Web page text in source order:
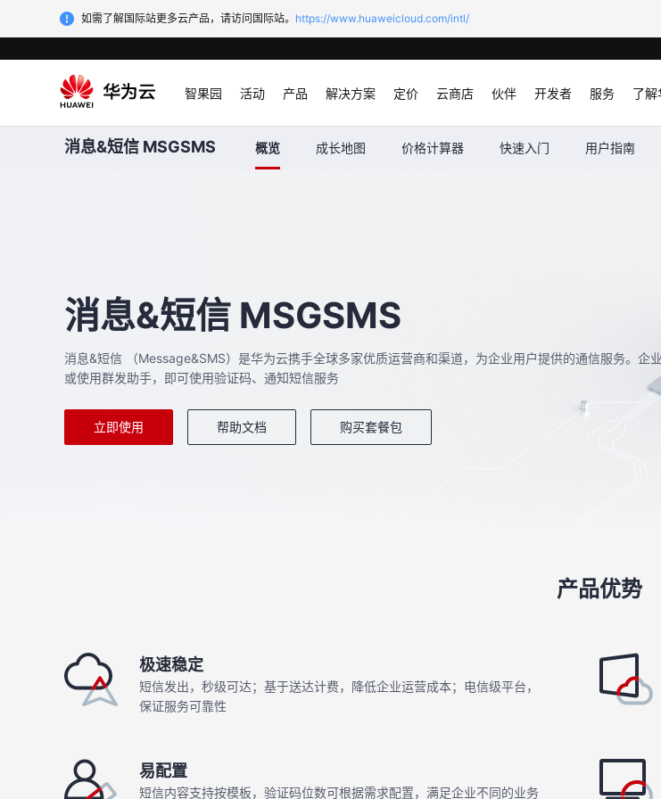
如需了解国际站更多云产品，请访问国际站。 https://www.huaweicloud.com/intl/
智果园 活动 产品 解决方案 定价 云商店 伙伴 开发者 服务 了解
消息&短信 MSGSMS 概览 成长地图 价格计算器 快速入门 用户指南
消息&短信 MSGSMS
消息&短信 （Message&SMS）是华为云携手全球多家优质运营商和渠道，为企业用户提供的通信服务。企
或使用群发助手，即可使用验证码、通知短信服务
立即使用 帮助文档 购买套餐包
产品优势
极速稳定
短信发出，秒级可达；基于送达计费，降低企业运营成本；电信级平台，
保证服务可靠性
易配置
短信内容支持按模板，验证码位数可根据需求配置，满足企业不同的业务